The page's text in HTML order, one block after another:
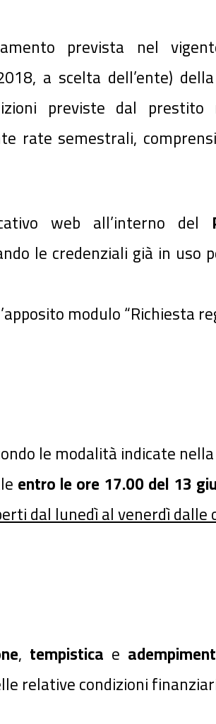
prevista nel
a scelta dell’ente)
previste dal prestito
rate semestrali,
web all’interno del
le credenziali già in uso
modulo “Richiesta
le modalità indicate
entro le ore 17.00 del 13
dal lunedì al venerdì dalle
, tempistica e
relative condizioni